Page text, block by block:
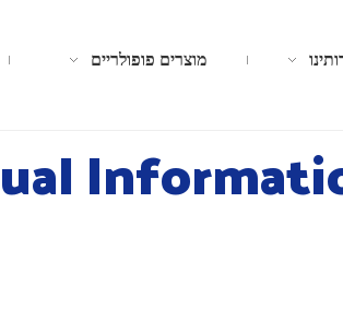
מוצרים פופולריים